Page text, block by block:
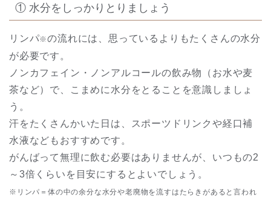
① 水分をしっかりとりましょう
リンパ※の流れには、思っているよりもたくさんの水分
が必要です。
ノンカフェイン・ノンアルコールの飲み物（お水や麦
茶など）で、こまめに水分をとることを意識しましょ
う。
汗をたくさんかいた日は、スポーツドリンクや経口補
水液などもおすすめです。
がんばって無理に飲む必要はありませんが、いつもの2
～3倍くらいを目安にするとよいでしょう。
※リンパ＝体の中の余分な水分や老廃物を流すはたらきがあると言われ